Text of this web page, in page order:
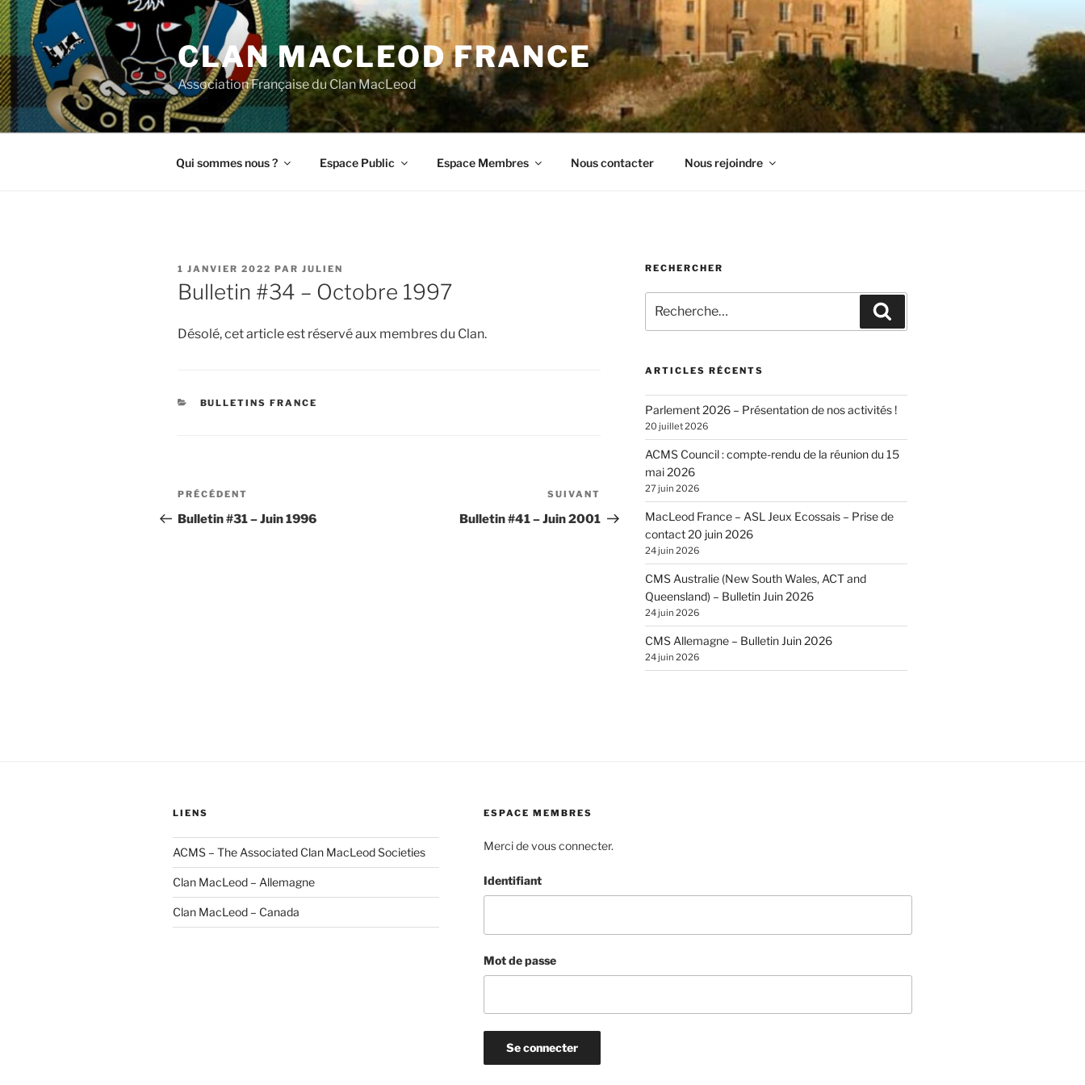
Aller
au
contenu
principal
CLAN MACLEOD FRANCE
Association Française du Clan MacLeod
Qui sommes nous ? Espace Public Espace Membres Nous contacter Nous rejoindre
PUBLIÉ
LE
1 JANVIER 2022 PAR JULIEN
Bulletin #34 – Octobre 1997
Désolé, cet article est réservé aux membres du Clan.
CATÉGORIES
BULLETINS FRANCE
Navigation
de
Article
précédent
PRÉCÉDENT
Bulletin #31 – Juin 1996
suivant
SUIVANT
Bulletin #41 – Juin 2001
RECHERCHER
pour
:
ARTICLES RÉCENTS
Parlement 2026 – Présentation de nos activités !
20 juillet 2026
ACMS Council : compte-rendu de la réunion du 15
mai 2026
27 juin 2026
MacLeod France – ASL Jeux Ecossais – Prise de
contact 20 juin 2026
24 juin 2026
CMS Australie (New South Wales, ACT and
Queensland) – Bulletin Juin 2026
24 juin 2026
CMS Allemagne – Bulletin Juin 2026
24 juin 2026
LIENS
ACMS – The Associated Clan MacLeod Societies
Clan MacLeod – Allemagne
Clan MacLeod – Canada
ESPACE MEMBRES
Merci de vous connecter.
Identifiant
Mot de passe